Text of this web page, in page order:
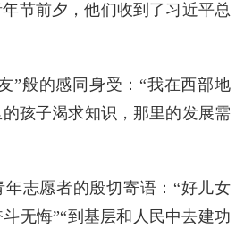
节前夕，他们收到了习近平总
”般的感同身受：“我在西部地
孩子渴求知识，那里的发展需
志愿者的殷切寄语：“好儿女
无悔”“到基层和人民中去建功